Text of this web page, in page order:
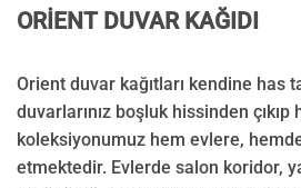
ORİENT DUVAR KAĞIDI
Orient duvar kağıtları kendine has
duvarlarınız boşluk hissinden
koleksiyonumuz hem evlere,
etmektedir. Evlerde salon koridor,